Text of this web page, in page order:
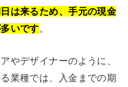
は来るため、手元の現金
いです。
やデザイナーのように、
業種では、入金までの期